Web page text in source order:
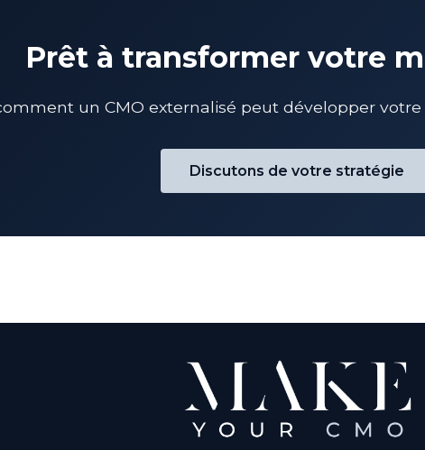
Prêt à transformer votre
un CMO externalisé peut développer votre
Discutons de votre stratégie